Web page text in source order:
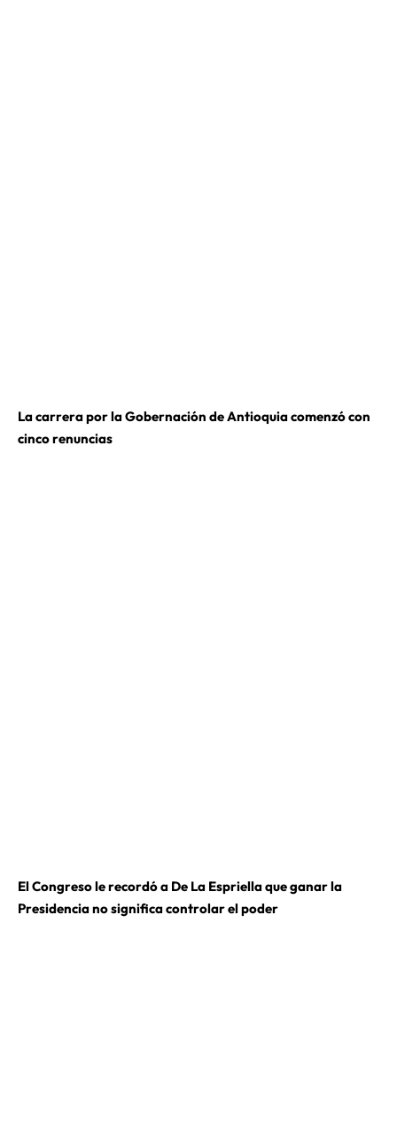
La carrera por la Gobernación de Antioquia comenzó con
cinco renuncias
El Congreso le recordó a De La Espriella que ganar la
Presidencia no significa controlar el poder